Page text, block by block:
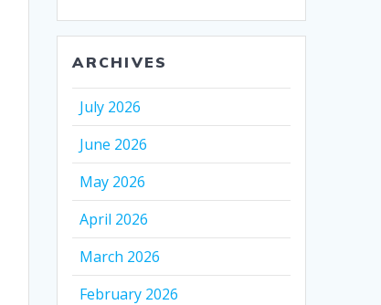
ARCHIVES
July 2026
June 2026
May 2026
April 2026
March 2026
February 2026